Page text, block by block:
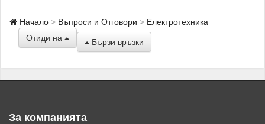
Начало Въпроси и Отговори
Електротехника
Отиди на
Бързи връзки
За компанията